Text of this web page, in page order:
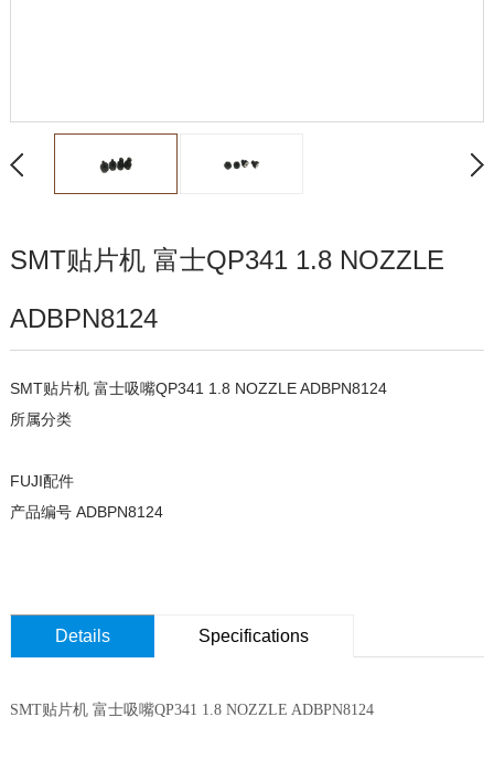
SMT贴片机 富士QP341 1.8 NOZZLE
ADBPN8124
SMT贴片机 富士吸嘴QP341 1.8 NOZZLE ADBPN8124
所属分类
FUJI配件
产品编号 ADBPN8124
Details Specifications
SMT贴片机 富士吸嘴QP341 1.8 NOZZLE ADBPN8124